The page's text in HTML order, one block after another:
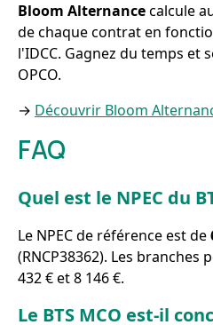
Bloom Alternancecalcule
de chaque contrat en
l'IDCC. Gagnez du temps et
OPCO.
→ Découvrir Bloom
FAQ
Quel est le NPEC du
Le NPEC de référence est de
(RNCP38362). Les
432 € et 8 146 €.
Le BTS MCO est-il